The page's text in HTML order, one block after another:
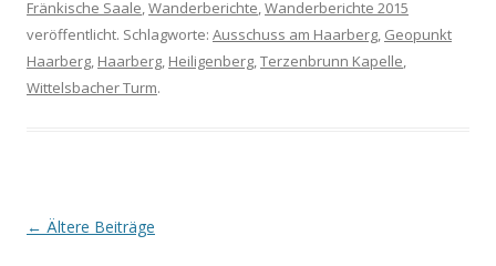
Fränkische Saale,Wanderberichte,Wanderberichte 2015
veröffentlicht. Schlagworte: Ausschuss am Haarberg, Geopunkt
Haarberg, Haarberg, Heiligenberg,Terzenbrunn Kapelle,
Wittelsbacher Turm.
Beitrags-
← Ältere Beiträge